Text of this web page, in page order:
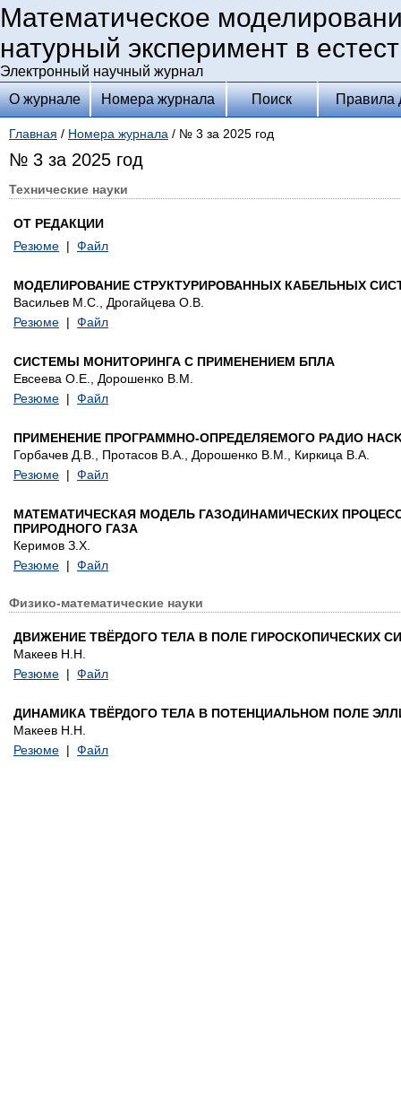
Математическое
натурный эксперимент в
Электронный научный журнал
О журнале
Номера журнала Поиск Правила
Главная / Номера журнала / № 3 за 2025 год
№ 3 за 2025 год
Технические науки
ОТ РЕДАКЦИИ
Резюме | Файл
МОДЕЛИРОВАНИЕ СТРУКТУРИРОВАННЫХ КАБЕЛЬНЫХ
Васильев М.С., Дрогайцева О.В.
Резюме | Файл
СИСТЕМЫ МОНИТОРИНГА С ПРИМЕНЕНИЕМ БПЛА
Евсеева О.Е., Дорошенко В.М.
Резюме | Файл
ПРИМЕНЕНИЕ ПРОГРАММНО-ОПРЕДЕЛЯЕМОГО РАДИО
Горбачев Д.В., Протасов В.А., Дорошенко В.М., Киркица В.А.
Резюме | Файл
МАТЕМАТИЧЕСКАЯ МОДЕЛЬ ГАЗОДИНАМИЧЕСКИХ
ПРИРОДНОГО ГАЗА
Керимов З.Х.
Резюме | Файл
Физико-математические науки
ДВИЖЕНИЕ ТВЁРДОГО ТЕЛА В ПОЛЕ ГИРОСКОПИЧЕСКИХ
Макеев Н.Н.
Резюме | Файл
ДИНАМИКА ТВЁРДОГО ТЕЛА В ПОТЕНЦИАЛЬНОМ ПОЛЕ
Макеев Н.Н.
Резюме | Файл